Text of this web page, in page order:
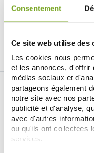
Consentement
Ce site web utilise des
Les cookies nous
et les annonces, d'offrir
médias sociaux et
partageons également
notre site avec nos
publicité et d'analyse,
avec d'autres
ou qu'ils ont collectées
services.
KLORANE BANDELETTES DE
FROIDE VISAGE
8,97 €
AÑADIR A LA CESTA
Je souhaite